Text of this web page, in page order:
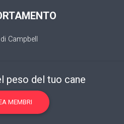
Campbell
peso del tuo cane
MEMBRI